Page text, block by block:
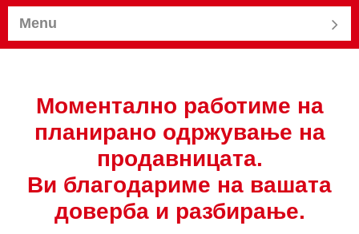
Menu
Моментално работиме на
планирано одржување на
продавницата.
Ви благодариме на вашата
доверба и разбирање.